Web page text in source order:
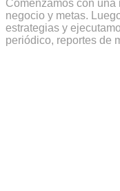
Comenzamos con
negocio y metas.
estrategias y
periódico, reportes de